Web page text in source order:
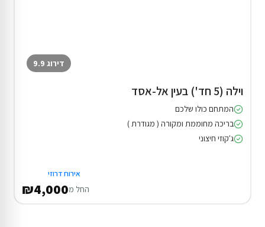
דירוג 9.9
וילה (5 חד') בעין אל-אסד
המתחם כולו שלכם
בריכה מחוממת ומקורה ( מגודרת )
ג'קוזי חיצוני
אירוח דרוזי
החל מ₪4,000